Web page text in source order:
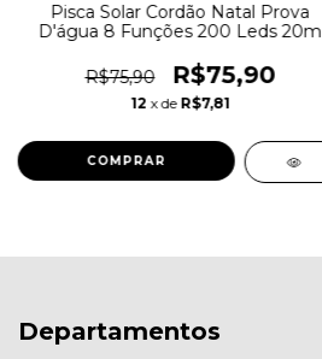
Pisca Solar Cordão Natal Prova
D'água 8 Funções 200 Leds 20m
R$75,90 R$75,90
12 x de R$7,81
Departamentos